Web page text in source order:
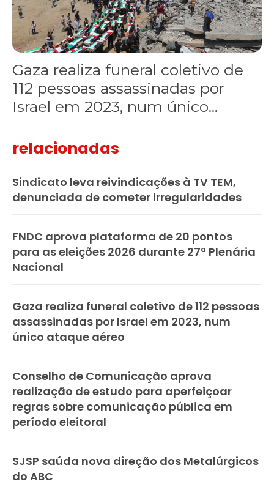
Gaza realiza funeral coletivo de
112 pessoas assassinadas por
Israel em 2023, num único...
relacionadas
Sindicato leva reivindicações à TV TEM,
denunciada de cometer irregularidades
FNDC aprova plataforma de 20 pontos
para as eleições 2026 durante 27ª Plenária
Nacional
Gaza realiza funeral coletivo de 112 pessoas
assassinadas por Israel em 2023, num
único ataque aéreo
Conselho de Comunicação aprova
realização de estudo para aperfeiçoar
regras sobre comunicação pública em
período eleitoral
SJSP saúda nova direção dos Metalúrgicos
do ABC